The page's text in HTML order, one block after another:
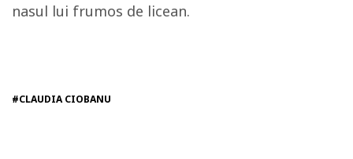
nasul lui frumos de licean.
#CLAUDIA CIOBANU